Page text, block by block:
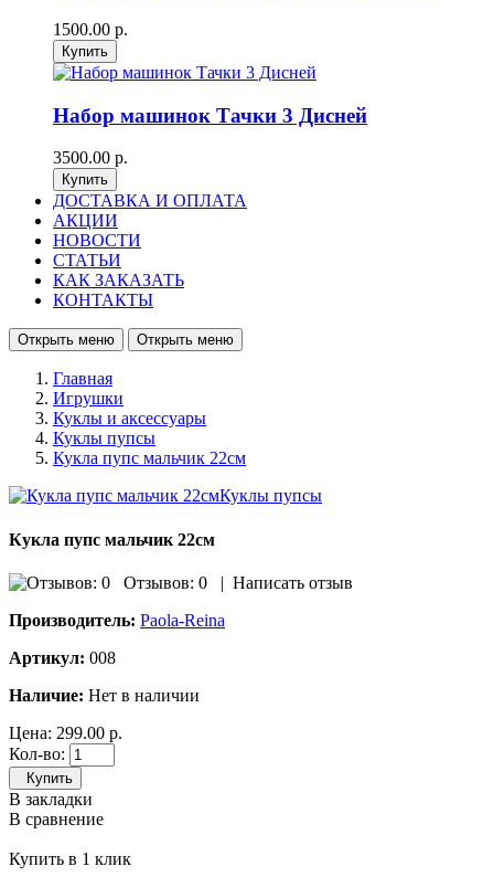
1500.00 р.
Набор машинок Тачки 3 Дисней
3500.00 р.
ДОСТАВКА И ОПЛАТА
АКЦИИ
НОВОСТИ
СТАТЬИ
КАК ЗАКАЗАТЬ
КОНТАКТЫ
Открыть меню Открыть меню
Главная
Игрушки
Куклы и аксессуары
Куклы пупсы
Кукла пупс мальчик 22см
Кукла пупс мальчик 22см
Отзывов: 0 | Написать отзыв
Производитель: Paola-Reina
Артикул: 008
Наличие: Нет в наличии
Цена: 299.00 р.
Кол-во:
Купить
В закладки
В сравнение
Купить в 1 клик